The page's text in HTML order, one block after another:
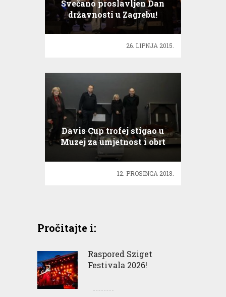
Svečano proslavljen Dan
državnosti u Zagrebu!
26. LIPNJA 2015.
Davis Cup trofej stigao u
Muzej za umjetnost i obrt
12. PROSINCA 2018.
Pročitajte i:
Raspored Sziget
Festivala 2026!